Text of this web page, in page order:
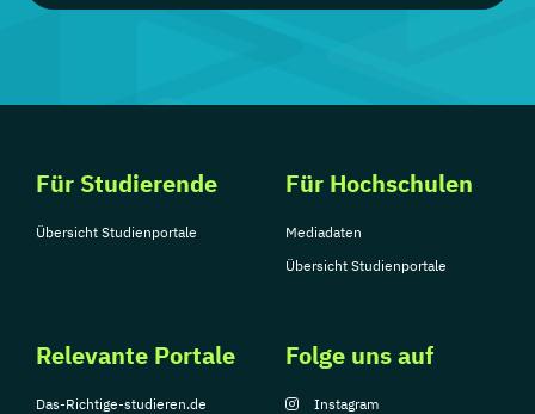
Für Studierende
Übersicht Studienportale
Für Hochschulen
Mediadaten
Übersicht Studienportale
Relevante Portale
Das-Richtige-studieren.de
Folge uns auf
Instagram